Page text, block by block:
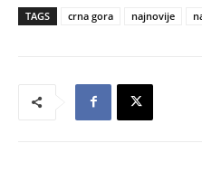
TAGS crna gora najnovije